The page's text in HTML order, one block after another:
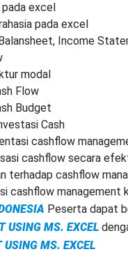
excel
pada excel
Income
modal
Flow
Budget
Cash
cashflow
cashflow secara
terhadap cashflow
cashflow management
Peserta dapat
USING MS. EXCEL
MS. EXCEL